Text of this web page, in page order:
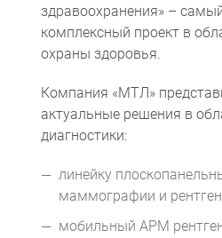
здравоохранения» –
комплексный проект в
охраны здоровья.
Компания «МТЛ»
актуальные решения в
диагностики:
линейку
маммографии и
мобильный АРМ